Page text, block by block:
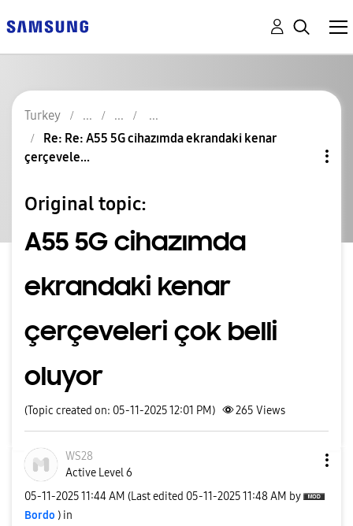
Turkey
Re: Re: A55 5G cihazımda ekrandaki kenar
çerçevele...
Original topic:
A55 5G cihazımda
ekrandaki kenar
çerçeveleri çok belli
oluyor
(Topic created on: 05-11-2025 12:01 PM) 265 Views
WS28
Active Level 6
‎05-11-202511:44 AM (Last edited ‎05-11-202511:48 AM by
Bordo ) in